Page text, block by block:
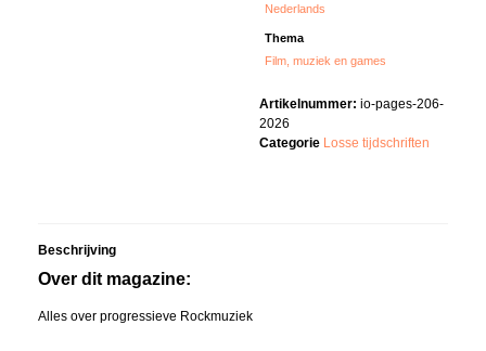
Nederlands
Thema
Film, muziek en games
Artikelnummer: io-pages-206-
2026
Categorie Losse tijdschriften
Beschrijving
Over dit magazine:
Alles over progressieve Rockmuziek